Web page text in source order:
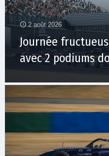
2 août 2026
Journée
avec 2 podiums